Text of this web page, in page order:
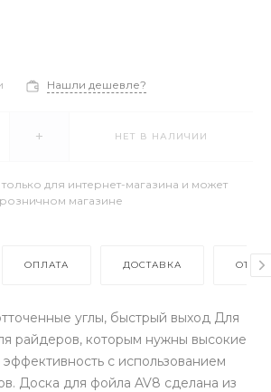
Нашли дешевле?
+ НЕТ В НАЛИЧИИ
для интернет-магазина и может
розничном магазине
ОПЛАТА ДОСТАВКА
углы, быстрый выход Для
райдеров, которым нужны высокие
эффективность с использованием
Доска для фойла AV8 сделана из